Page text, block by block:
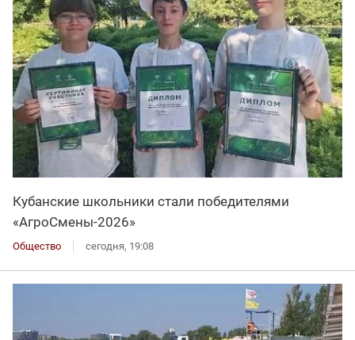
Кубанские школьники стали победителями
«АгроСмены-2026»
Общество сегодня, 19:08